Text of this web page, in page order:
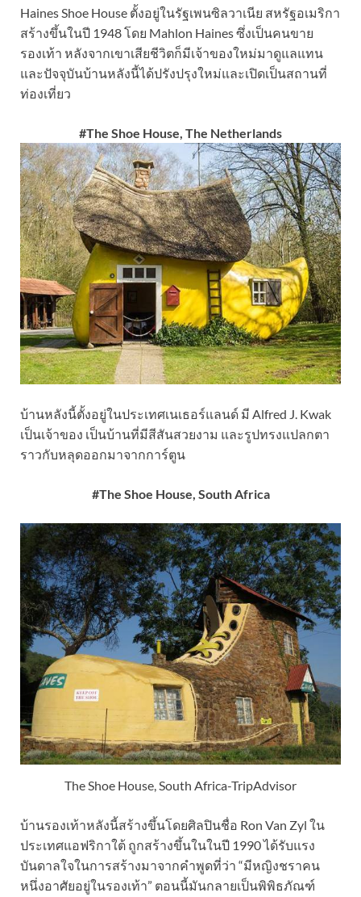
Haines Shoe House ตั้งอยู่ในรัฐเพนซิลวาเนีย สหรัฐอเมริกา
สร้างขึ้นในปี 1948 โดย Mahlon Haines ซึ่งเป็นคนขาย
รองเท้า หลังจากเขาเสียชีวิตก็มีเจ้าของใหม่มาดูแลแทน
และปัจจุบันบ้านหลังนี้ได้ปรังปรุงใหม่และเปิดเป็นสถานที่
ท่องเที่ยว
#The Shoe House, The Netherlands
บ้านหลังนี้ตั้งอยู่ในประเทศเนเธอร์แลนด์ มี Alfred J. Kwak
เป็นเจ้าของ เป็นบ้านที่มีสีสันสวยงาม และรูปทรงแปลกตา
ราวกับหลุดออกมาจากการ์ตูน
#The Shoe House, South Africa
The Shoe House, South Africa-TripAdvisor
บ้านรองเท้าหลังนี้สร้างขึ้นโดยศิลปินชื่อ Ron Van Zyl ใน
ประเทศแอฟริกาใต้ ถูกสร้างขึ้นในในปี 1990 ได้รับแรง
บันดาลใจในการสร้างมาจากคำพูดที่ว่า “มีหญิงชราคน
หนึ่งอาศัยอยู่ในรองเท้า” ตอนนี้มันกลายเป็นพิพิธภัณฑ์